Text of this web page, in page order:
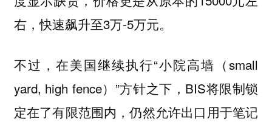
右，快速飙升至3万-5万元。
不过，在美国继续执行“小院高墙（small
yard, high fence）”方针之下，BIS将限制锁
定在了有限范围内，仍然允许出口用于笔记